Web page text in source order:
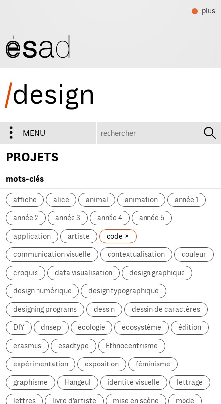
plus
/design
MENU
PROJETS
mots-clés
affiche alice animal animation année 1
année 2 année 3 année 4 année 5
application artiste code
communication visuelle contextualisation couleur
croquis data visualisation design graphique
design numérique design typographique
designing programs dessin dessin de caractères
DIY dnsep écologie écosystème édition
erasmus esadtype Ethnocentrisme
expérimentation exposition féminisme
graphisme Hangeul identité visuelle lettrage
lettres livre d'artiste mise en scène mode